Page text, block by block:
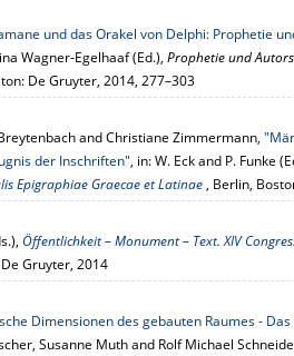
und das Orakel von Delphi: Prophetie
Wagner-Egelhaaf (Ed.), Prophetie und
De Gruyter, 2014, 277–303
and Christiane Zimmermann,
der Inschriften", in: W. Eck and P. Funke
Epigraphiae Graecae et Latinae, Berlin,
Öffentlichkeit – Monument – Text. XIV
Gruyter, 2014
Dimensionen des gebauten Raumes -
Susanne Muth and Rolf Michael